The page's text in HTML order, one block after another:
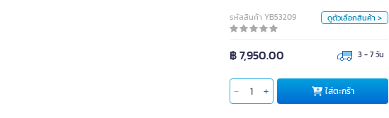
รหัสสินค้า YB53209 ดูตัวเลือกสินค้า >
฿ 7,950.00 3 - 7 วัน
ใส่ตะกร้า
สี
ชนิดของวัสดุ
อลูมิเนียมอัลลอย
ใส่ตะกร้า